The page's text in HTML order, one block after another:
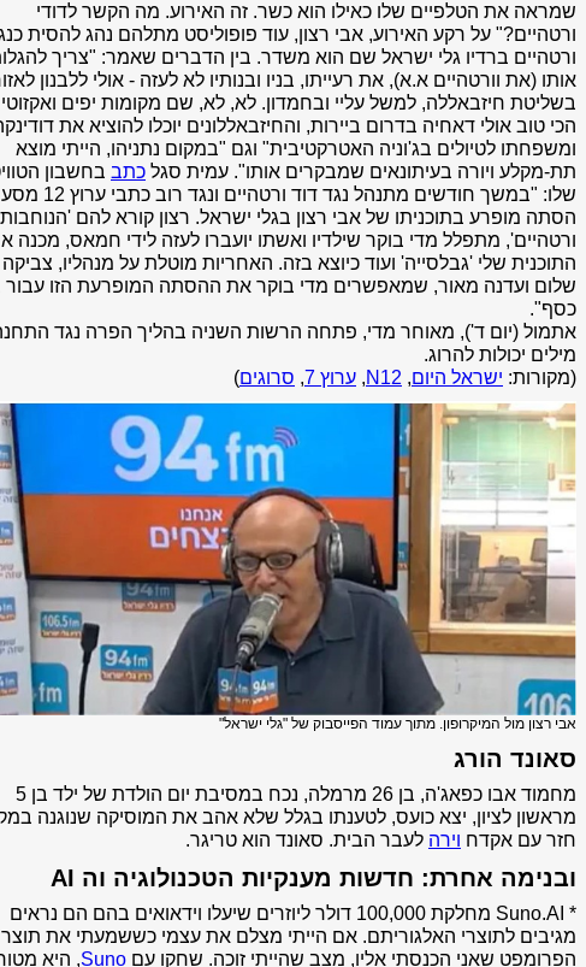
שמראה את הטלפיים שלו כאילו הוא כשר. זה האירוע. מה הקשר לדודי
ורטהיים?" על רקע האירוע, אבי רצון, עוד פופוליסט מתלהם נהג להסית
ורטהיים ברדיו גלי ישראל שם הוא משדר. בין הדברים שאמר: "צריך
אותו (את וורטהיים א.א), את רעייתו, בניו ובנותיו לא לעזה - אולי ללבנון
בשליטת חיזבאללה, למשל עליי ובחמדון. לא, לא, שם מקומות יפים
הכי טוב אולי דאחיה בדרום ביירות, והחיזבאללונים יוכלו להוציא את
ומשפחתו לטיולים בג'וניה האטרקטיבית" וגם "במקום נתניהו, הייתי מוצא
תת-מקלע ויורה בעיתונאים שמבקרים אותו". עמית סגל כתב בחשבון
שלו: "במשך חודשים מתנהל נגד דוד ורטהיים ונגד רוב כתבי ערוץ 12 מסע
הסתה מופרע בתוכניתו של אבי רצון בגלי ישראל. רצון קורא להם
ורטהיים', מתפלל מדי בוקר שילדיו ואשתו יועברו לעזה לידי חמאס, מכנה
התוכנית שלי 'גבלסייה' ועוד כיוצא בזה. האחריות מוטלת על מנהליו, צביקה
שלום ועדנה מאור, שמאפשרים מדי בוקר את ההסתה המופרעת הזו עבור
כסף".
אתמול (יום ד'), מאוחר מדי, פתחה הרשות השניה בהליך הפרה נגד
מילים יכולות להרוג.
(מקורות: ישראל היום,
N12
, ערוץ 7 , סרוגים)
אבי רצון מול המיקרופון. מתוך עמוד הפייסבוק של "גלי ישראל"
סאונד הורג
מחמוד אבו כפאג'ה, בן 26 מרמלה, נכח במסיבת יום הולדת של ילד בן 5
מראשון לציון, יצא כועס, לטענתו בגלל שלא אהב את המוסיקה שנוגנה
חזר עם אקדח וירה לעבר הבית. סאונד הוא טריגר.
ובנימה אחרת: חדשות מענקיות הטכנולוגיה וה AI
* Suno.AI מחלקת 100,000 דולר ליוזרים שיעלו וידאואים בהם הם נראים
מגיבים לתוצרי האלגוריתם. אם הייתי מצלם את עצמי כששמעתי את תוצר
הפרומפט שאני הכנסתי אליו, מצב שהייתי זוכה. שחקו עם Suno, היא